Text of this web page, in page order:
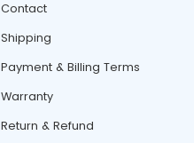
Contact
Shipping
Payment & Billing Terms
Warranty
Return & Refund